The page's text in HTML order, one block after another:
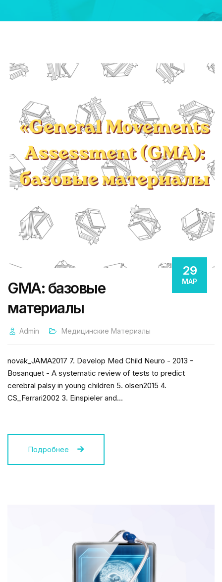
29
МАР
GMA: базовые
материалы
Admin Медицинские Материалы
novak_JAMA2017 7. Develop Med Child Neuro - 2013 -
Bosanquet - A systematic review of tests to predict
cerebral palsy in young children 5. olsen2015 4.
CS_Ferrari2002 3. Einspieler and…
Подробнее